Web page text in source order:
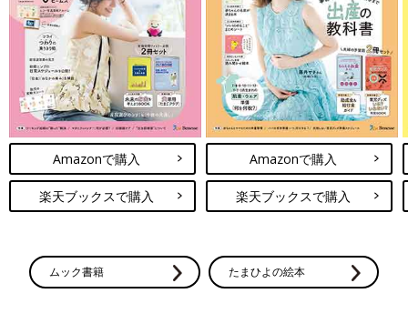
きるようになればいいなぁ。
あとひとつ心配なのが、徒歩での登園！
こちらの幼稚園に通園バスはなく、基本的にみんな徒歩で通いま
す。
一度お散歩がてらベビーカーを押しながら歩いてみましたが、大
人の足でさっさか歩いて10分でした。決して遠くはない。
が、３歳になったばかりの次女が歩けるのか。抱っこ魔で、近所
の公園はおろかスーパー内ですら歩かない次女が！！
Amazonで購入
楽天ブックスで購入
Amazonで購入
楽天ブックスで購入
ムック書籍 たまひよの絵本